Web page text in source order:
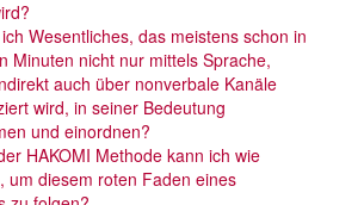
Wesentliches, das meistens schon in
Minuten nicht nur mittels Sprache,
auch über nonverbale Kanäle
wird, in seiner Bedeutung
und einordnen?
HAKOMI Methode kann ich wie
um diesem roten Faden eines